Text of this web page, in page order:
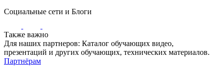
Социальные сети и Блоги
Также важно
Для наших партнеров: Каталог обучающих видео,
презентаций и других обучающих, технических материалов.
Партнёрам